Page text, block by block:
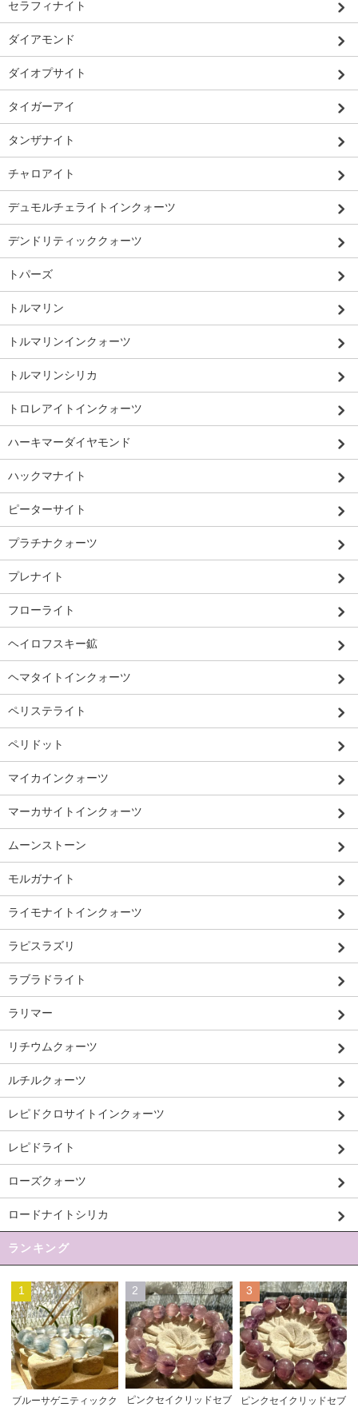
セラフィナイト
ダイアモンド
ダイオプサイト
タイガーアイ
タンザナイト
チャロアイト
デュモルチェライトインクォーツ
デンドリティッククォーツ
トパーズ
トルマリン
トルマリンインクォーツ
トルマリンシリカ
トロレアイトインクォーツ
ハーキマーダイヤモンド
ハックマナイト
ピーターサイト
プラチナクォーツ
プレナイト
フローライト
ヘイロフスキー鉱
ヘマタイトインクォーツ
ペリステライト
ペリドット
マイカインクォーツ
マーカサイトインクォーツ
ムーンストーン
モルガナイト
ライモナイトインクォーツ
ラピスラズリ
ラブラドライト
ラリマー
リチウムクォーツ
ルチルクォーツ
レピドクロサイトインクォーツ
レピドライト
ローズクォーツ
ロードナイトシリカ
ランキング
1
ブルーサゲニティックク
2
ピンクセイクリッドセブ
3
ピンクセイクリッドセブ